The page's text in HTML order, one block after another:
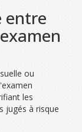
entre
ou
les
jugés à risque